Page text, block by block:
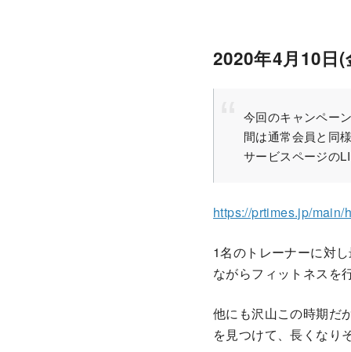
2020年4月10日
今回のキャンペー
間は通常会員と同
サービスページの
https://prtimes.jp/
1名のトレーナーに対
ながらフィットネスを
他にも沢山この時期だ
を見つけて、長くなり